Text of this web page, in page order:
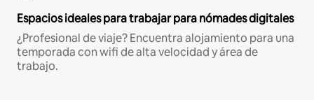
Espacios ideales para trabajar para nómades digitales
¿Profesional de viaje? Encuentra alojamiento para una
temporada con wifi de alta velocidad y área de
trabajo.